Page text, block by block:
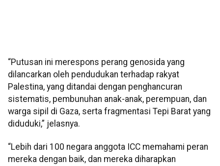
“Putusan ini merespons perang genosida yang
dilancarkan oleh pendudukan terhadap rakyat
Palestina, yang ditandai dengan penghancuran
sistematis, pembunuhan anak-anak, perempuan, dan
warga sipil di Gaza, serta fragmentasi Tepi Barat yang
diduduki,” jelasnya.
“Lebih dari 100 negara anggota ICC memahami peran
mereka dengan baik, dan mereka diharapkan